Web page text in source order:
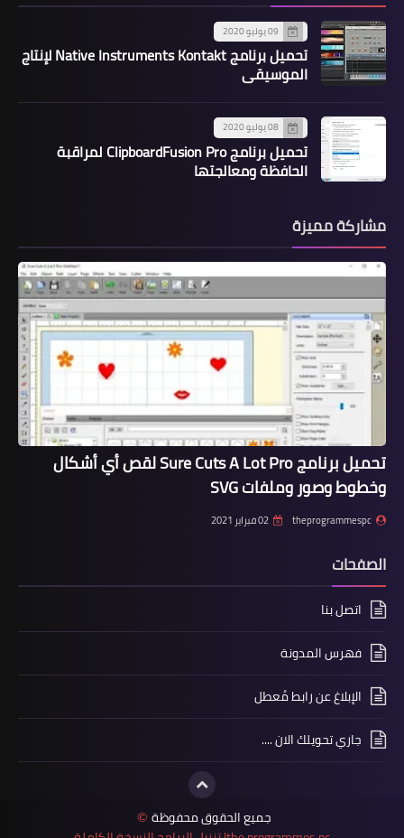
09 يوليو 2020
تحميل برنامج Native Instruments Kontakt لإنتاج
الموسيقى
08 يوليو 2020
تحميل برنامج ClipboardFusion Pro لمراقبة
الحافظة ومعالجتها
مشاركة مميزة
تحميل برنامج Sure Cuts A Lot Pro لقص أي أشكال
وخطوط وصور وملفات SVG
theprogrammespc 02 فبراير 2021
الصفحات
اتصل بنا
فهرس المدونة
الإبلاغ عن رابط مُعطل
جاري تحويلك الان ....
جميع الحقوق محفوظة ©